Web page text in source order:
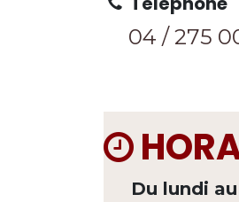
Du lundi
04 / 275 0